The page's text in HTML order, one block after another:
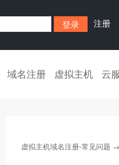
注册
域名注册 虚拟主机 云
虚拟主机域名注册-常见问题